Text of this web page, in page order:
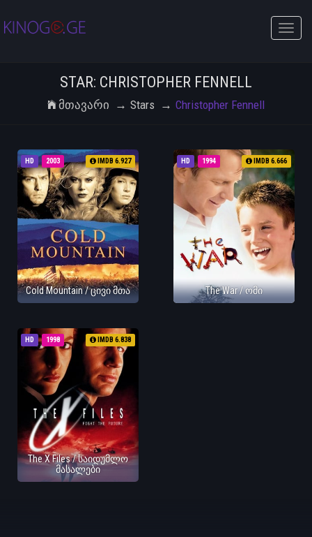
Toggle
STAR: CHRISTOPHER FENNELL
Მთავარი Stars Christopher Fennell
HD 2003 IMDB 6.927
Cold Mountain / ცივი მთა
HD 1994 IMDB 6.666
The War / ომი
HD 1998 IMDB 6.838
The X Files / საიდუმლო
მასალები